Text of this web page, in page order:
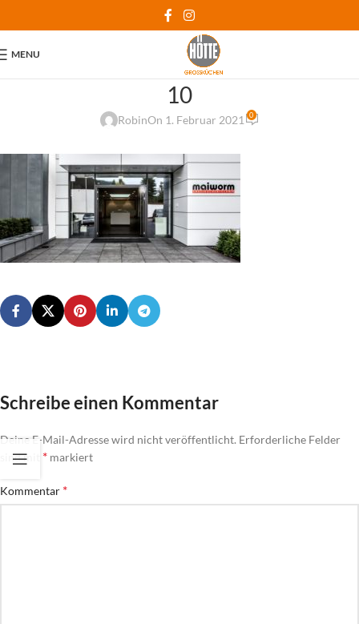
MENU
10
RobinOn 1. Februar 2021 0
Schreibe einen Kommentar
Deine E-Mail-Adresse wird nicht veröffentlicht. Erforderliche Felder
sind mit * markiert
Kommentar *